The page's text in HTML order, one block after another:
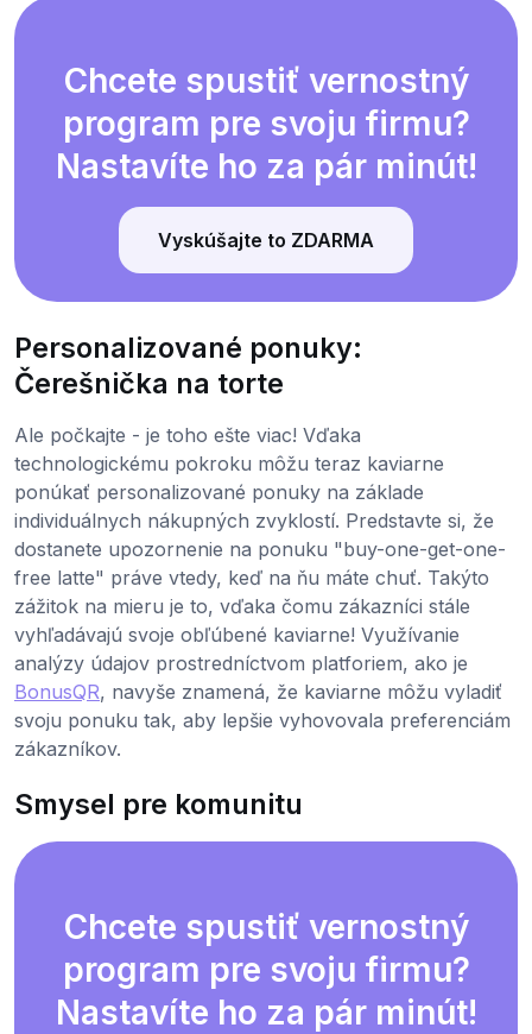
Chcete spustiť vernostný
program pre svoju firmu?
Nastavíte ho za pár minút!
Vyskúšajte to ZDARMA
Personalizované ponuky:
Čerešnička na torte
Ale počkajte - je toho ešte viac! Vďaka
technologickému pokroku môžu teraz kaviarne
ponúkať personalizované ponuky na základe
individuálnych nákupných zvyklostí. Predstavte si, že
dostanete upozornenie na ponuku "buy-one-get-one-
free latte" práve vtedy, keď na ňu máte chuť. Takýto
zážitok na mieru je to, vďaka čomu zákazníci stále
vyhľadávajú svoje obľúbené kaviarne! Využívanie
analýzy údajov prostredníctvom platforiem, ako je
BonusQR, navyše znamená, že kaviarne môžu vyladiť
svoju ponuku tak, aby lepšie vyhovovala preferenciám
zákazníkov.
Smysel pre komunitu
Chcete spustiť vernostný
program pre svoju firmu?
Nastavíte ho za pár minút!